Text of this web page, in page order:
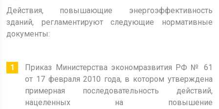
Действия, повышающие энергоэффективность
зданий, регламентируют следующие нормативные
документы:
Приказ Министерства экономразвития РФ № 61
от 17 февраля 2010 года, в котором утверждена
примерная последовательность действий,
нацеленных на повышение